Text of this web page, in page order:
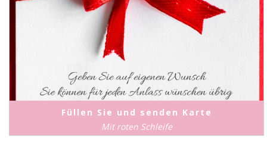
Füllen Sie und senden Karte
Mit roten Schleife